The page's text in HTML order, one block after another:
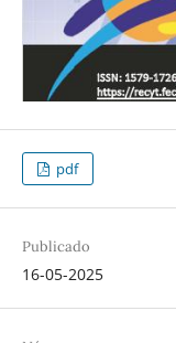
pdf
Publicado
16-05-2025